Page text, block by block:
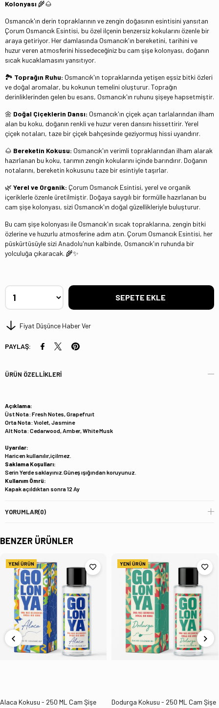
Kolonyası 🌾🌰
Osmancık'ın derin topraklarının ve zengin doğasının esintisini yansıtan
Çorum Osmancık Esintisi, bu özel ilçenin benzersiz kokularını özenle bir
araya getiriyor. Her damlasında Osmancık'ın bereketini, tarihini ve
huzur veren atmosferini hissedeceğiniz bu cam şişe kolonyası, doğanın
sıcak kucaklamasını yansıtıyor.
🏞️ Toprağın Ruhu: Osmancık'ın topraklarında yetişen eşsiz bitki özleri
ve doğal aromalar, bu kokunun temelini oluşturur. Toprağın
derinliklerinden gelen bu esans, Osmancık'ın ruhunu şişeye hapsetmiştir.
🌼 Doğal Çiçeklerin Dansı: Osmancık'ın çiçek açan tarlalarından ilham
alan bu koku, doğanın renkli ve huzur veren dansını hissettirir. Yerel
çiçek notaları, taze bir çiçek bahçesinde geziyormuş hissi uyandırır.
🌰 Bereketin Kokusu: Osmancık'ın verimli topraklarından ilham alarak
hazırlanan bu koku, tarımın zengin kokularını içinde barındırır. Doğanın
notalarını, bereketin kokusunu taze bir esintiyle taşırlar.
🌿 Yerel ve Organik: Çorum Osmancık Esintisi, yerel ve organik
içeriklerle özenle üretilmiştir. Doğaya saygılı bir formülle hazırlanan bu
cam şişe kolonyası, sizi Osmancık'ın doğal güzellikleriyle buluşturur.
Bu cam şişe kolonyası ile Osmancık'ın sıcak topraklarına, zengin bitki
özlerine ve huzurlu atmosferine adım atın. Çorum Osmancık Esintisi, her
püskürtüsüyle sizi Anadolu'nun kalbinde, Osmancık'ın ruhunda bir
yolculuğa çıkaracak. 🌾✨
Fiyat Düşünce Haber Ver
PAYLAŞ:
ÜRÜN ÖZELLIKLERI
Açıklama:
Üst Nota: Fresh Notes, Grapefruıt
Orta Nota: Vıolet, Jasmine
Alt Nota: Cedarwood, Amber, White Musk
Uyarılar:
Haricen kullanılır,içilmez.
Saklama Koşulları:
Serin Yerde saklayınız.Güneş ışığından koruyunuz.
Kullanım Ömrü:
Kapak açıldıktan sonra 12 Ay
YORUMLAR(0)
BENZER ÜRÜNLER
Alaca Kokusu - 250 ML Cam Şişe
YENI ÜRÜN
Dodurga Kokusu - 250 ML Cam Şişe
YENI ÜRÜN